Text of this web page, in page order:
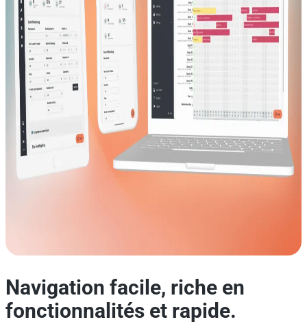
Navigation facile, riche en
fonctionnalités et rapide.